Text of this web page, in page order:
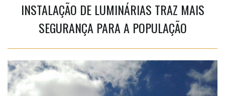
INSTALAÇÃO DE LUMINÁRIAS TRAZ MAIS
SEGURANÇA PARA A POPULAÇÃO